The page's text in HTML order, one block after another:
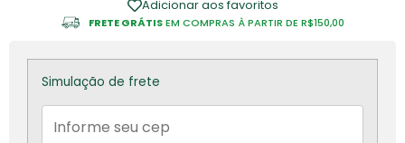
Adicionar aos favoritos
FRETE GRÁTISEM COMPRAS À PARTIR DE R$150,00
Simulação de frete